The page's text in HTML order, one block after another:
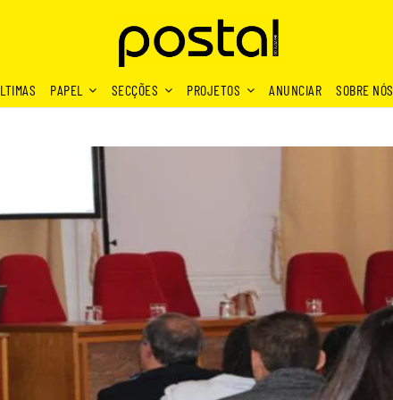
PAPEL SECÇÕES PROJETOS ANUNCIAR SOBRE NÓS